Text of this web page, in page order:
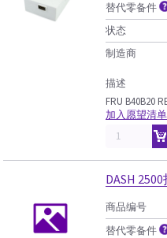
替代零备件
状态
制造商
描述
FRU B40B20
加入愿望清单
DASH
商品编号
替代零备件